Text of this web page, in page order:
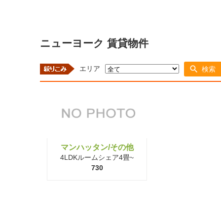
ニューヨーク 賃貸物件
エリア 検索
マンハッタン/その他
4LDKルームシェア4畳~
730